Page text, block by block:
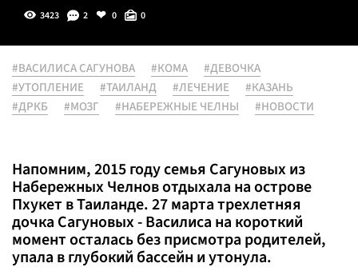
3423 2 0 0
#ВАСИЛИСА САГУНОВА #КОМА
#ДЕВОЧКА
#УТОПЛЕНИЕ
#ТАИЛАНД #ЛЕЧЕНИЕ
#КАЗАНЬ
#ДРКБ
#МОЗГ #НАБЕРЕЖНЫЕ ЧЕЛНЫ #НОВОСТИ
Напомним, 2015 году семья Сагуновых из
Набережных Челнов отдыхала на острове
Пхукет в Таиланде. 27 марта трехлетняя
дочка Сагуновых - Василиса на короткий
момент осталась без присмотра родителей,
упала в глубокий бассейн и утонула.